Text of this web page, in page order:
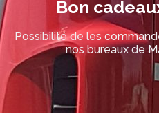
Bon
Possibilité de les
nos bureaux de